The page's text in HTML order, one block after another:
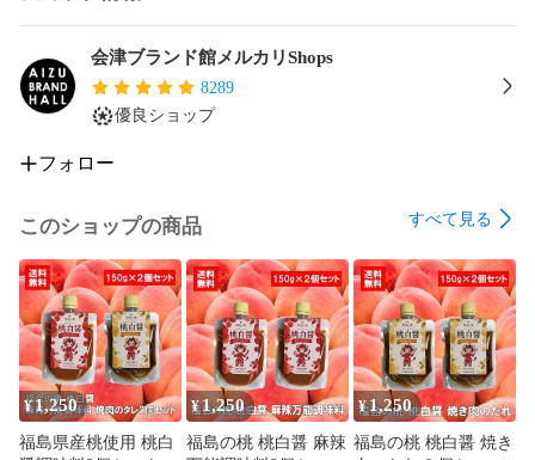
会津ブランド館メルカリShops
8289
優良ショップ
フォロー
このショップの商品 すべて見る
¥1,250
福島県産桃使用 桃白
¥ 1,250
福島の桃 桃白醤 麻辣
¥1,250
福島の桃 桃白醤 焼き